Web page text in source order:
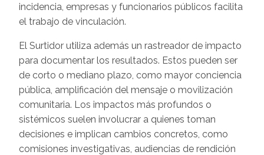
incidencia, empresas y funcionarios públicos facilita
el trabajo de vinculación.
El Surtidor utiliza además un rastreador de impacto
para documentar los resultados. Estos pueden ser
de corto o mediano plazo, como mayor conciencia
pública, amplificación del mensaje o movilización
comunitaria. Los impactos más profundos o
sistémicos suelen involucrar a quienes toman
decisiones e implican cambios concretos, como
comisiones investigativas, audiencias de rendición